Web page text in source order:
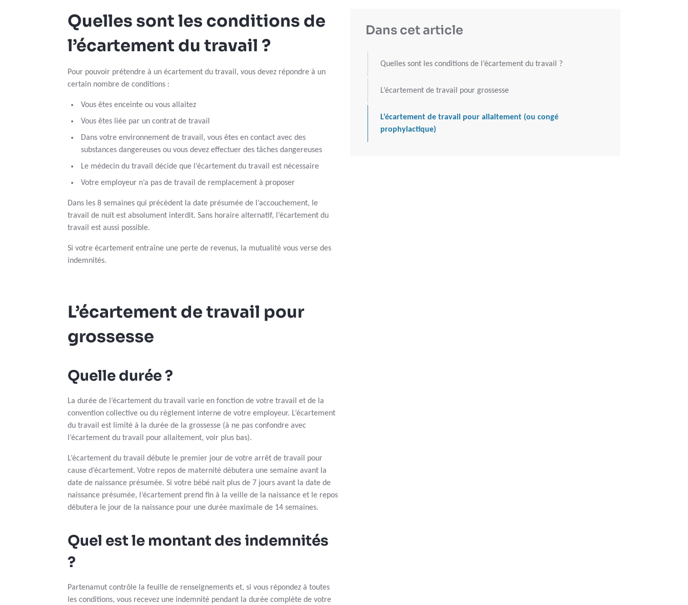
Dans cet article
Quelles sont les conditions de l’écartement du travail ?
L’écartement de travail pour grossesse
L’écartement de travail pour allaitement (ou congé
prophylactique)
Quelles sont les conditions de
l’écartement du travail ?
Pour pouvoir prétendre à un écartement du travail, vous devez répondre à un
certain nombre de conditions :
Vous êtes enceinte ou vous allaitez
Vous êtes liée par un contrat de travail
Dans votre environnement de travail, vous êtes en contact avec des
substances dangereuses ou vous devez effectuer des tâches dangereuses
Le médecin du travail décide que l’écartement du travail est nécessaire
Votre employeur n’a pas de travail de remplacement à proposer
Dans les 8 semaines qui précèdent la date présumée de l’accouchement, le
travail de nuit est absolument interdit. Sans horaire alternatif, l’écartement du
travail est aussi possible.
Si votre écartement entraîne une perte de revenus, la mutualité vous verse des
indemnités.
L’écartement de travail pour
grossesse
Quelle durée ?
La durée de l’écartement du travail varie en fonction de votre travail et de la
convention collective ou du règlement interne de votre employeur. L’écartement
du travail est limité à la durée de la grossesse (à ne pas confondre avec
l’écartement du travail pour allaitement, voir plus bas).
L’écartement du travail débute le premier jour de votre arrêt de travail pour
cause d’écartement. Votre repos de maternité débutera une semaine avant la
date de naissance présumée. Si votre bébé nait plus de 7 jours avant la date de
naissance présumée, l’écartement prend fin à la veille de la naissance et le repos
débutera le jour de la naissance pour une durée maximale de 14 semaines.
Quel est le montant des indemnités
?
Partenamut contrôle la feuille de renseignements et, si vous répondez à toutes
les conditions, vous recevez une indemnité pendant la durée complète de votre